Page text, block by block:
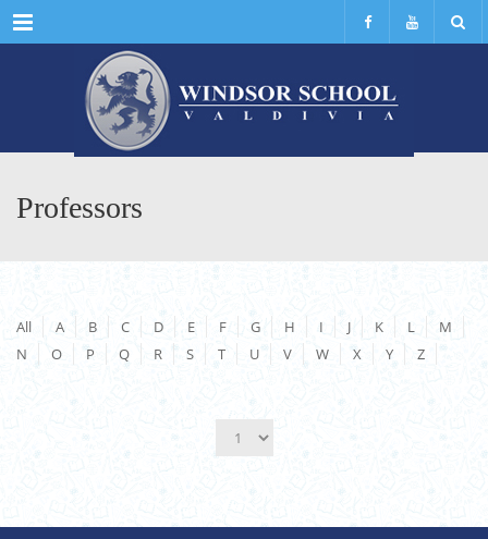
Menu
Professors
All A B C D E F G H I J K L
M
N
O P Q R S T U V W X Y Z